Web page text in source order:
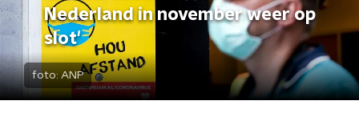
Nederland in november weer op
slot'
foto: ANP